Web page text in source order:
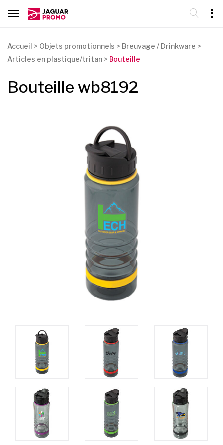
Accueil > Objets promotionnels > Breuvage / Drinkware >
Articles en plastique/tritan > Bouteille
Bouteille wb8192